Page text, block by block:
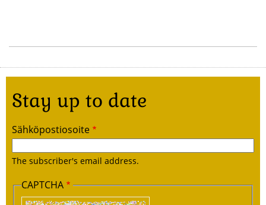
Stay up to date
Sähköpostiosoite
The subscriber's email address.
CAPTCHA